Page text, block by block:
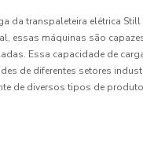
da transpaleteira elétrica
essas máquinas são
Essa capacidade de
de diferentes setores
de diversos tipos de